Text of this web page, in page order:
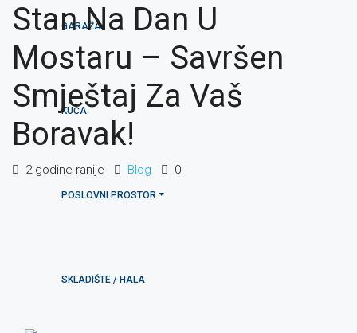
GARAŽA
KUĆA
POSLOVNI PROSTOR
SKLADIŠTE / HALA
Stan Na Dan U
Mostaru – Savršen
Smještaj Za Vaš
Boravak!
2 godine ranije Blog 0